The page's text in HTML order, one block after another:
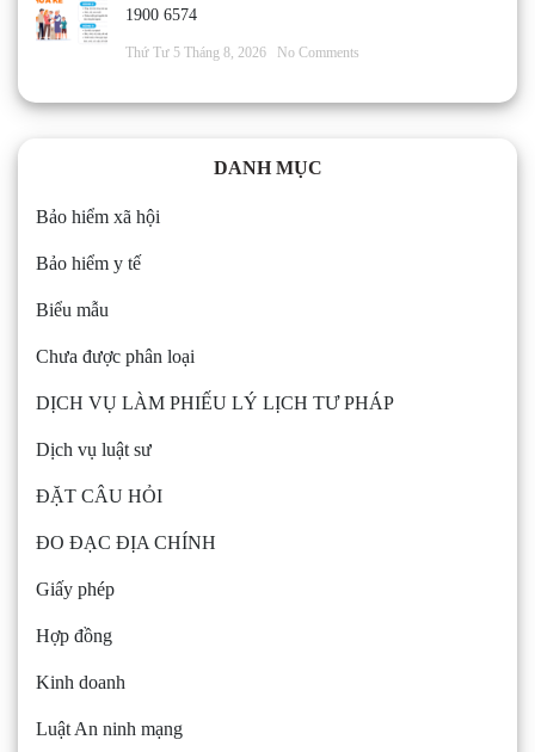
1900 6574
Thứ Tư 5 Tháng 8, 2026 No Comments
DANH MỤC
Bảo hiểm xã hội
Bảo hiểm y tế
Biểu mẫu
Chưa được phân loại
DỊCH VỤ LÀM PHIẾU LÝ LỊCH TƯ PHÁP
Dịch vụ luật sư
ĐẶT CÂU HỎI
ĐO ĐẠC ĐỊA CHÍNH
Giấy phép
Hợp đồng
Kinh doanh
Luật An ninh mạng